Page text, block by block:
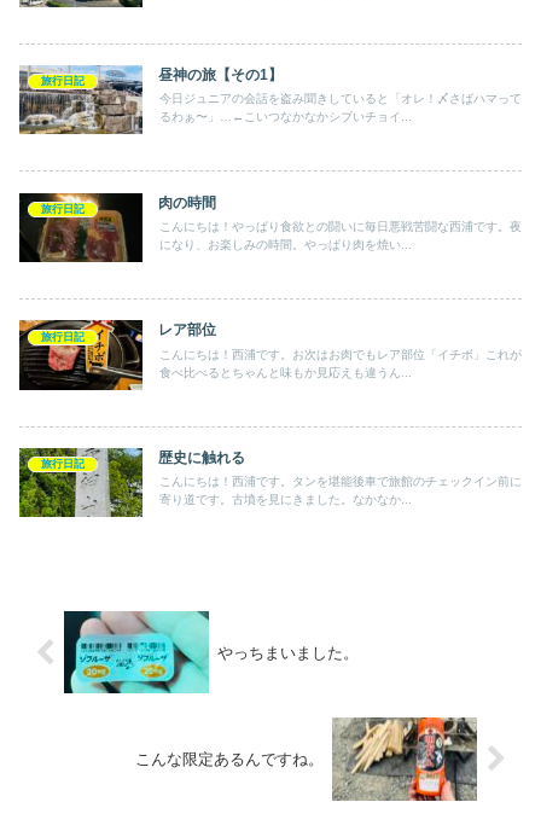
旅行日記 昼神の旅【その1】
今日ジュニアの会話を盗み聞きしていると「オレ！〆さばハマって
るわぁ〜」…←こいつなかなかシブいチョイ...
旅行日記 肉の時間
こんにちは！やっぱり食欲との闘いに毎日悪戦苦闘な西浦です。夜
になり、お楽しみの時間。やっぱり肉を焼い...
旅行日記 レア部位
こんにちは！西浦です。お次はお肉でもレア部位「イチボ」これが
食べ比べるとちゃんと味もか見応えも違うん...
旅行日記 歴史に触れる
こんにちは！西浦です。タンを堪能後車で旅館のチェックイン前に
寄り道です。古墳を見にきました。なかなか...
やっちまいました。
こんな限定あるんですね。